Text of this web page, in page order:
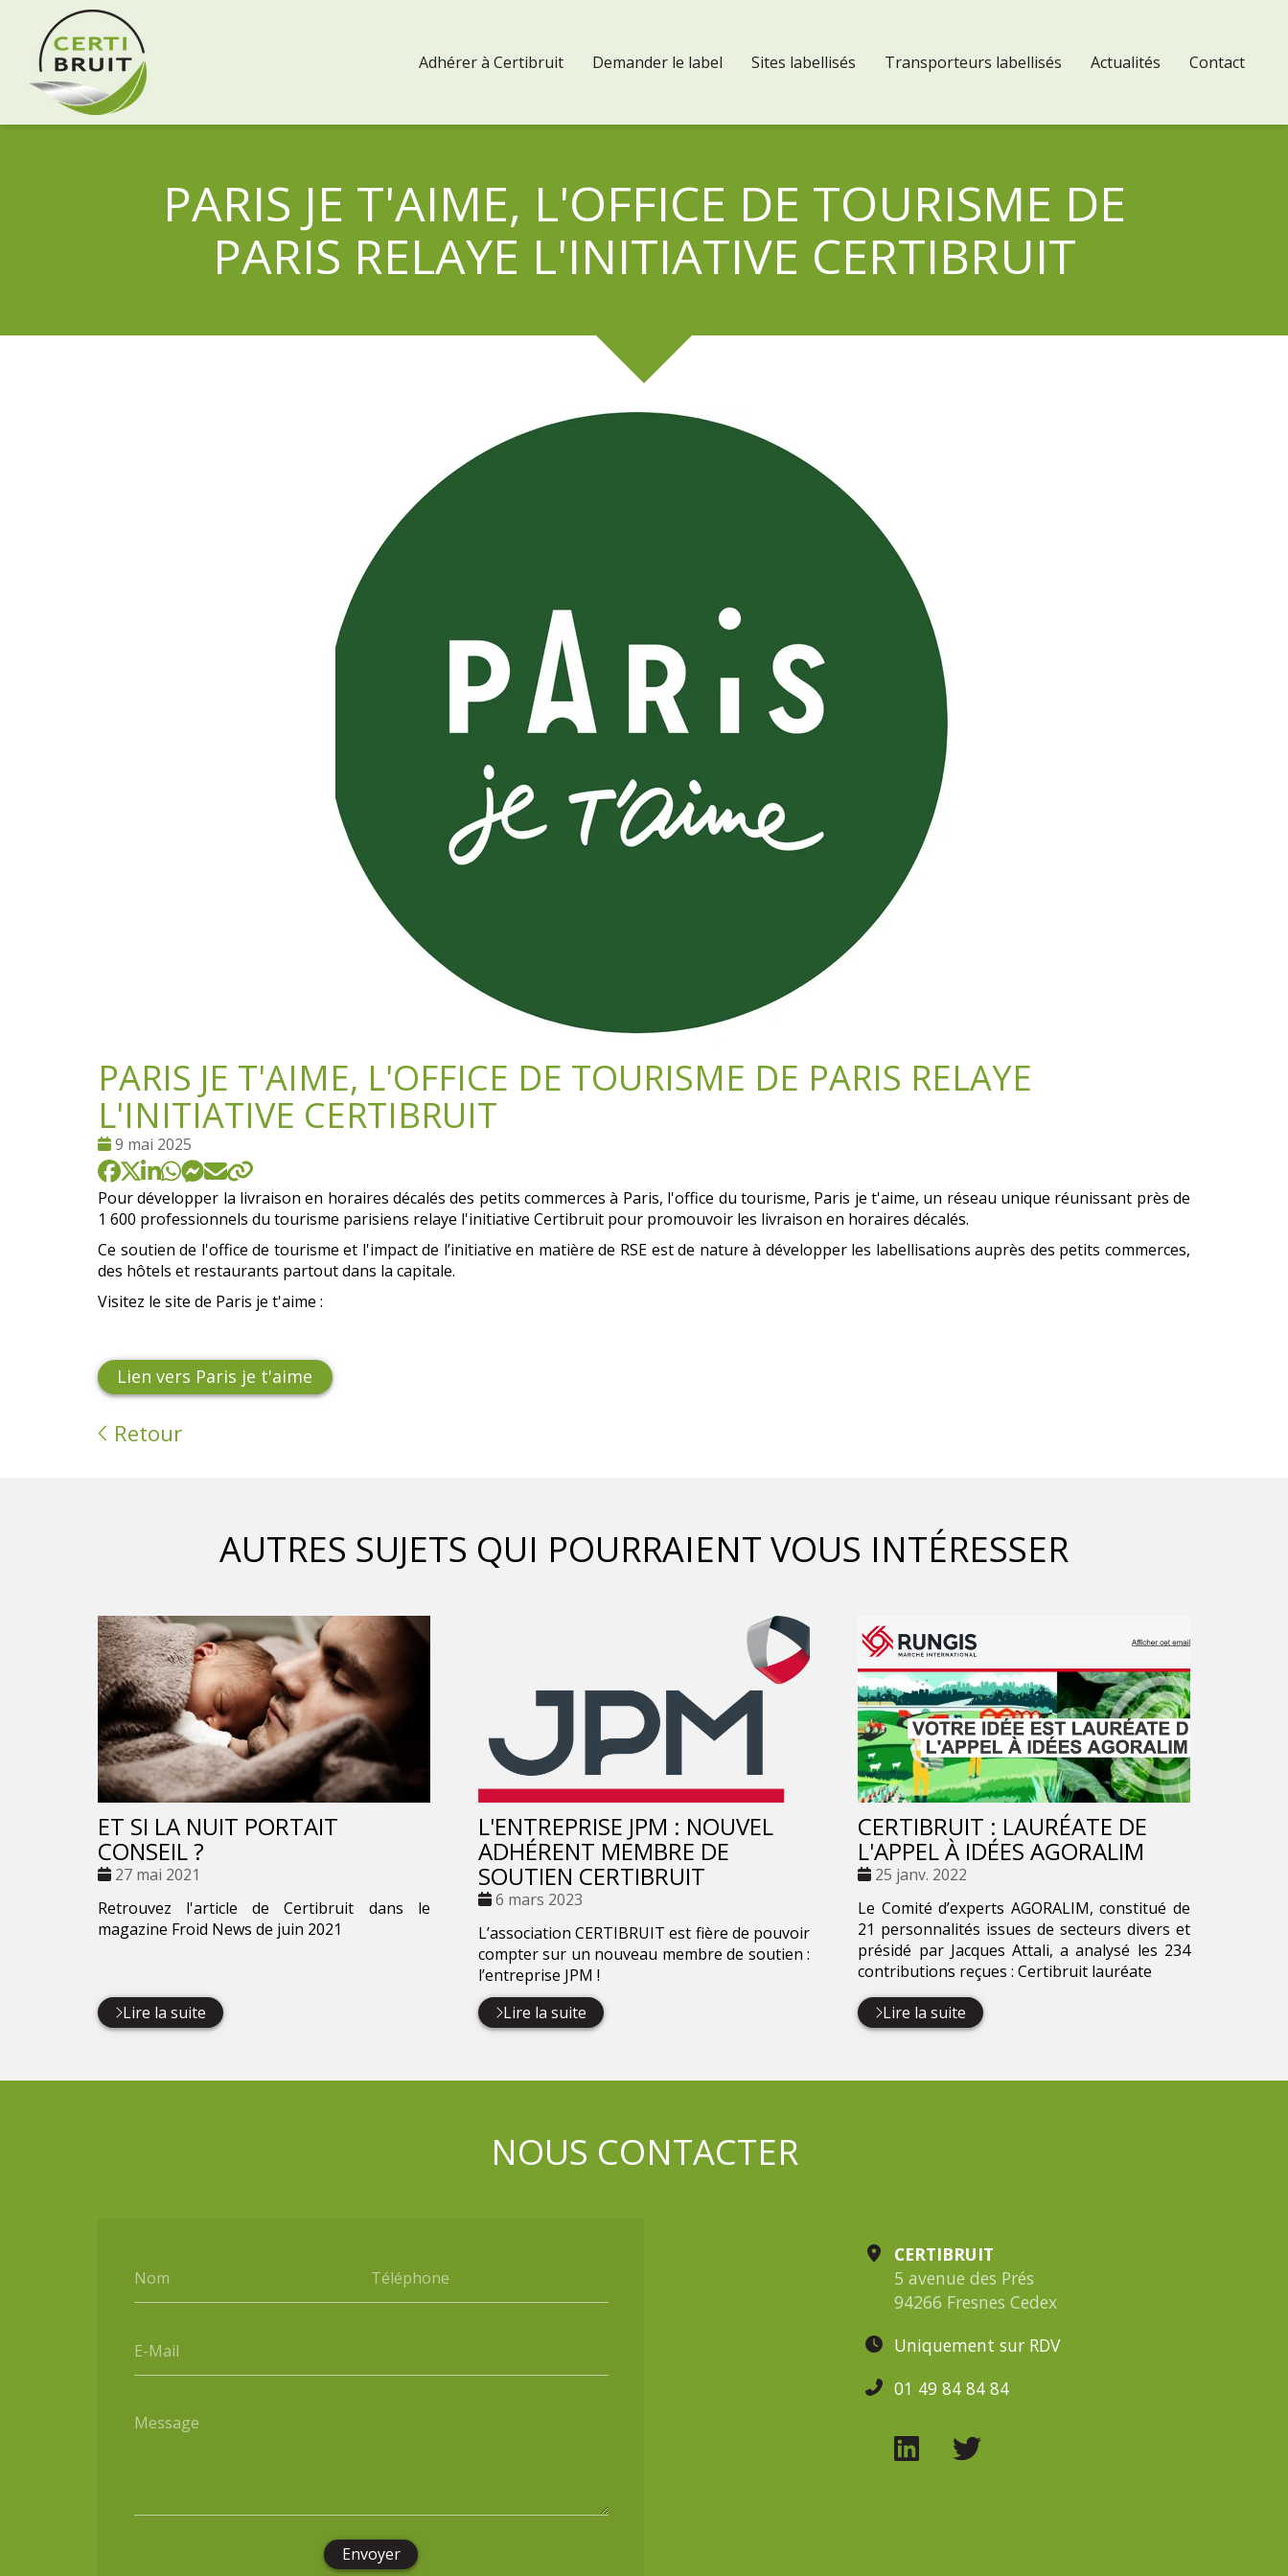
Adhérer à Certibruit Demander le label Sites labellisés Transporteurs labellisés Actualités Contact
PARIS JE T'AIME, L'OFFICE DE TOURISME DE
PARIS RELAYE L'INITIATIVE CERTIBRUIT
PARIS JE T'AIME, L'OFFICE DE TOURISME DE PARIS RELAYE
L'INITIATIVE CERTIBRUIT
Date
:
9 mai 2025
Pour développer la livraison en horaires décalés des petits commerces à Paris, l'office du tourisme, Paris je t'aime, un réseau unique réunissant près de
1 600 professionnels du tourisme parisiens relaye l'initiative Certibruit pour promouvoir les livraison en horaires décalés.
Ce soutien de l'office de tourisme et l'impact de l’initiative en matière de RSE est de nature à développer les labellisations auprès des petits commerces,
des hôtels et restaurants partout dans la capitale.
Visitez le site de Paris je t'aime :
Lien vers Paris je t'aime
Retour
AUTRES SUJETS QUI POURRAIENT VOUS INTÉRESSER
ET SI LA NUIT PORTAIT
CONSEIL ?
Date
27 mai 2021
Retrouvez l'article de Certibruit dans le
magazine Froid News de juin 2021
Lire la suite
L'ENTREPRISE JPM : NOUVEL
ADHÉRENT MEMBRE DE
SOUTIEN CERTIBRUIT
Date
6 mars 2023
L’association CERTIBRUIT est fière de pouvoir
compter sur un nouveau membre de soutien :
l’entreprise JPM !
Lire la suite
CERTIBRUIT : LAURÉATE DE
L'APPEL À IDÉES AGORALIM
Date
25 janv. 2022
Le Comité d’experts AGORALIM, constitué de
21 personnalités issues de secteurs divers et
présidé par Jacques Attali, a analysé les 234
contributions reçues : Certibruit lauréate
Lire la suite
NOUS CONTACTER
Nom Téléphone
E-Mail
Message
Envoyer
CERTIBRUIT
5 avenue des Prés
94266 Fresnes Cedex
Uniquement sur RDV
01 49 84 84 84